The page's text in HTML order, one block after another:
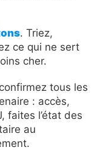
. Triez,
ce qui ne sert
cher.
tous les
: accès,
faites l’état des
au